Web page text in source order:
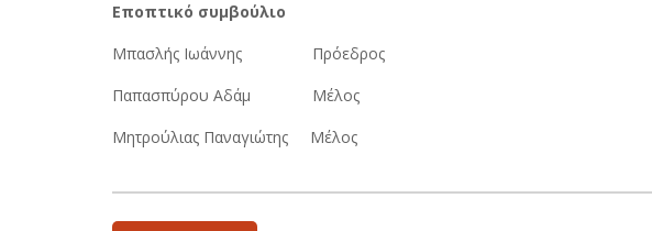
Εποπτικό συμβούλιο
Μπασλής Ιωάννης Πρόεδρος
Παπασπύρου Αδάμ Μέλος
Μητρούλιας Παναγιώτης Μέλος